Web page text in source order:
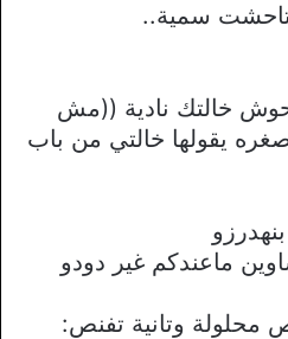
سمية..
خالتك نادية ((مش
يقولها خالتي من باب
ماعندكم غير دودو
وتانية تفنص: